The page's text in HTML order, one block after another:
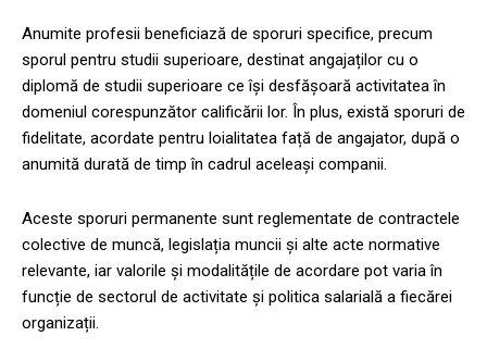
Anumite profesii beneficiază de sporuri specifice, precum
sporul pentru studii superioare, destinat angajaților cu o
diplomă de studii superioare ce își desfășoară activitatea în
domeniul corespunzător calificării lor. În plus, există sporuri de
fidelitate, acordate pentru loialitatea față de angajator, după o
anumită durată de timp în cadrul aceleași companii.
Aceste sporuri permanente sunt reglementate de contractele
colective de muncă, legislația muncii și alte acte normative
relevante, iar valorile și modalitățile de acordare pot varia în
funcție de sectorul de activitate și politica salarială a fiecărei
organizații.